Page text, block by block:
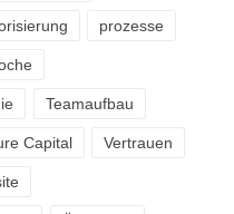
prozesse
Teamaufbau
Capital Vertrauen